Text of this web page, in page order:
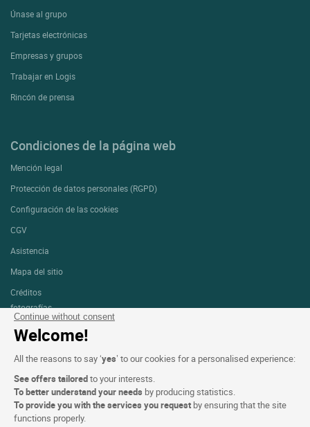
Continue without consent
Welcome!
All the reasons to say ‘yes’ to our cookies for a personalised experience:
See offers tailoredto your interests.
To better understand your needs by producing statistics.
To provide you with the services you request by ensuring that the site
functions properly.
Únase al grupo
Tarjetas electrónicas
Empresas y grupos
Trabajar en Logis
Rincón de prensa
Condiciones de la página web
Mención legal
Protección de datos personales (RGPD)
Configuración de las cookies
CGV
Asistencia
Mapa del sitio
Créditos
fotografías
Síguenos